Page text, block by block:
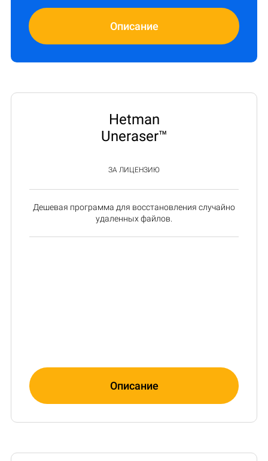
Описание
Hetman
Uneraser™
ЗА ЛИЦЕНЗИЮ
Дешевая программа для восстановления случайно
удаленных файлов.
Описание